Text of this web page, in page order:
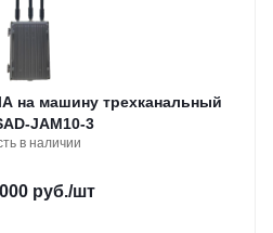
на машину трехканальный
JAM10-3
в наличии
руб./шт